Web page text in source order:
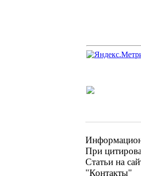
При
Статьи на
"Контакты"